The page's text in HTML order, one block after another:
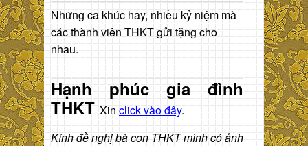
Những ca khúc hay, nhiều kỷ niệm mà
các thành viên THKT gửi tặng cho
nhau.
Hạnh phúc gia đình
THKT Xin click vào đây.
Kính đề nghị bà con THKT mình có ảnh